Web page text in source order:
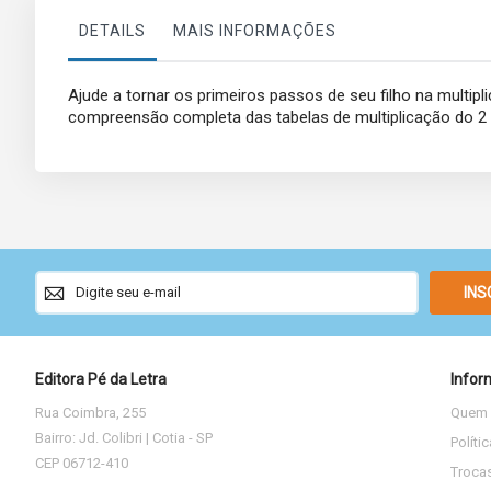
DETAILS MAIS INFORMAÇÕES
Ajude a tornar os primeiros passos de seu filho na
compreensão completa das tabelas de multiplicação do
Sign
Up
for
Our
Editora Pé da Letra
Rua Coimbra, 255
Bairro: Jd. Colibri | Cotia - SP
CEP 06712-410